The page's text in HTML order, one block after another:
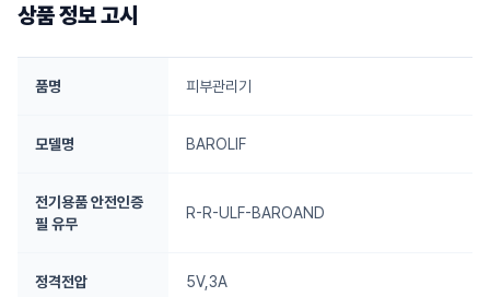
상품 정보 고시
품명 피부관리기
모델명 BAROLIF
전기용품 안전인증
필 유무
R-R-ULF-BAROAND
정격전압 5V,3A